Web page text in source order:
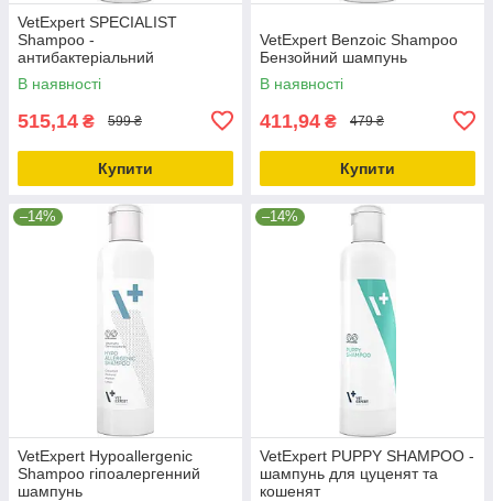
VetExpert SPECIALIST
Shampoo -
антибактеріальний
протигрибковий шампунь для
собак та котів
В наявності
515,14 ₴ 599 ₴
Купити
VetExpert Benzoic Shampoo
Бензойний шампунь
В наявності
411,94 ₴ 479 ₴
Купити
–14%
VetExpert Hypoаllergenic
Shampoo гіпоалергенний
шампунь
–14%
VetExpert PUPPY SHAMPOO -
шампунь для цуценят та
кошенят